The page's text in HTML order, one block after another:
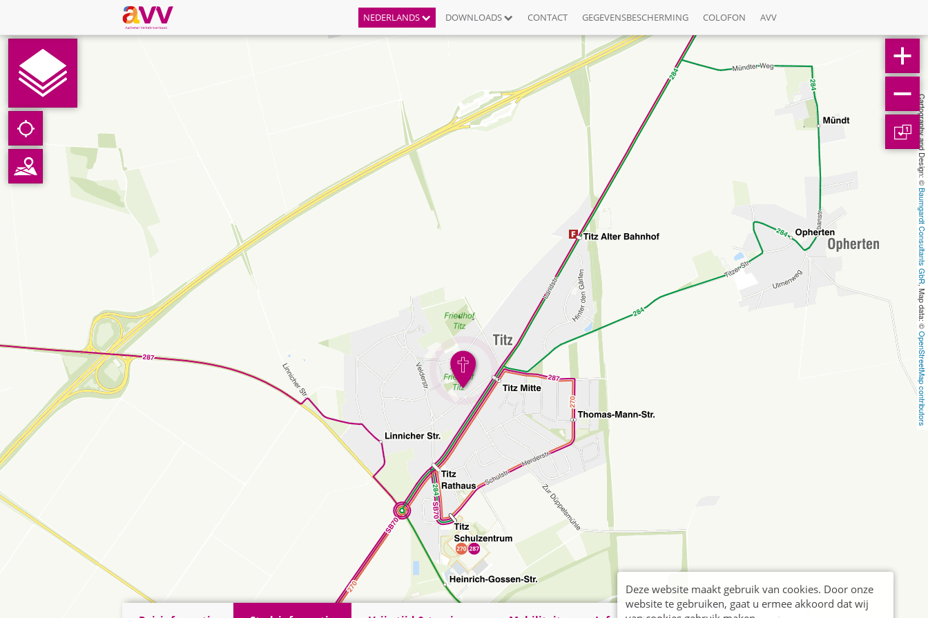
NEDERLANDS DOWNLOADS CONTACT GEGEVENSBESCHERMING COLOFON AVV
Cartography and Design: ©
Baumgardt Consultants GbR
, Map data: ©
OpenStreetMap contributors
1
Deze website maakt gebruik van cookies. Door onze
website te gebruiken, gaat u ermee akkoord dat wij